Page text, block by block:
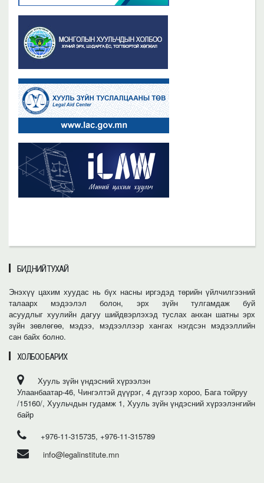
БИДНИЙ ТУХАЙ
Энэхүү цахим хуудас нь бүх насны иргэдэд төрийн үйлчилгээний
талаарх мэдээлэл болон, эрх зүйн тулгамдаж буй
асуудлыг хуулийн дагуу шийдвэрлэхэд туслах анхан шатны эрх
зүйн зөвлөгөө, мэдээ, мэдээллээр хангах нэгдсэн мэдээллийн
сан байх болно.
ХОЛБОО БАРИХ
Хууль зүйн үндэсний хүрээлэн
Улаанбаатар-46, Чингэлтэй дүүрэг, 4 дүгээр хороо, Бага тойруу
/15160/, Хуульчдын гудамж 1, Хууль зүйн үндэсний хүрээлэнгийн
байр
+976-11-315735, +976-11-315789
info@legalinstitute.mn